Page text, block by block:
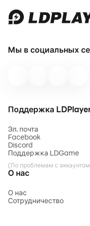
Мы в социальных
Поддержка
Эл. почта
Facebook
Discord
Поддержка LDGame
(По проблемам с
О нас
О нас
Сотрудничество